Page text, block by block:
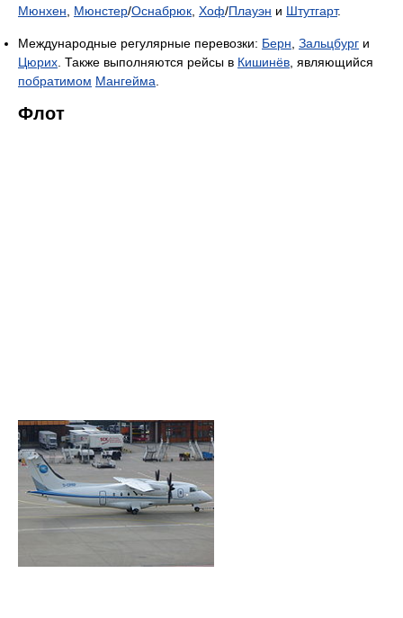
Мюнхен
Мюнстер/Оснабрюк Хоф/Плауэн и Штутгарт.
Международные регулярные перевозки: Берн Зальцбург и
Цюрих . Также выполняются рейсы в Кишинёв , являющийся
побратимом Мангейма
Флот